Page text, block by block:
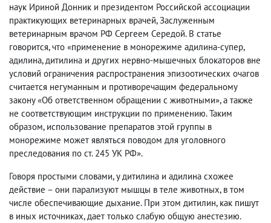
наук Ириной Донник и президентом Российской ассоциации
практикующих ветеринарных врачей, Заслуженным
ветеринарным врачом РФ Сергеем Середой. В статье
говорится, что «применение в монорежиме адилина-супер,
адилина, дитилина и других нервно-мышечных блокаторов вне
условий ограничения распространения эпизоотических очагов
считается негуманным и противоречащим федеральному
закону «Об ответственном обращении с животными», а также
не соответствующим инструкции по применению. Таким
образом, использование препаратов этой группы в
монорежиме может являться поводом для уголовного
преследования по ст. 245 УК РФ».
Говоря простыми словами, у дитилина и адилина схожее
действие – они парализуют мышцы в теле животных, в том
числе обеспечивающие дыхание. При этом дитилин, как пишут
в иных источниках, дает только слабую общую анестезию.